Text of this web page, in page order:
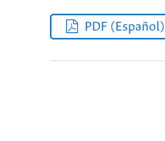
PDF (Español)